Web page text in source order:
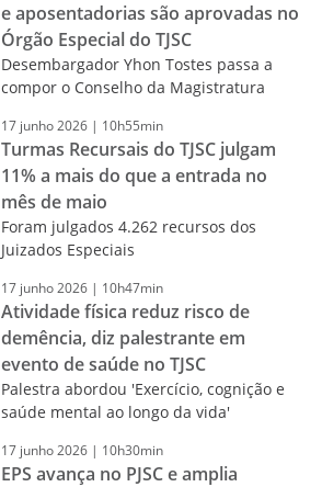
e aposentadorias são aprovadas no
Órgão Especial do TJSC
Desembargador Yhon Tostes passa a
compor o Conselho da Magistratura
17 junho2026 | 10h55min
Turmas Recursais do TJSC julgam
11% a mais do que a entrada no
mês de maio
Foram julgados 4.262 recursos dos
Juizados Especiais
17 junho2026 | 10h47min
Atividade física reduz risco de
demência, diz palestrante em
evento de saúde no TJSC
Palestra abordou 'Exercício, cognição e
saúde mental ao longo da vida'
17 junho2026 | 10h30min
EPS avança no PJSC e amplia